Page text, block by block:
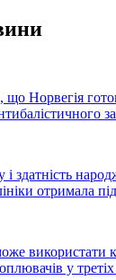
що Норвегія
здатність
отримала
у